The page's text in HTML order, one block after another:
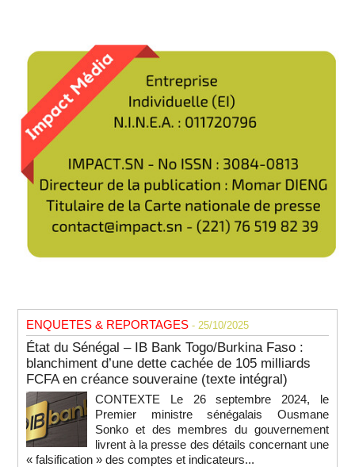
ENQUETES & REPORTAGES - 25/10/2025
État du Sénégal – IB Bank Togo/Burkina Faso :
blanchiment d’une dette cachée de 105 milliards
FCFA en créance souveraine (texte intégral)
CONTEXTE Le 26 septembre 2024, le
Premier ministre sénégalais Ousmane
Sonko et des membres du gouvernement
livrent à la presse des détails concernant une
« falsification » des comptes et indicateurs...